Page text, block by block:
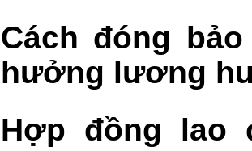
Cách đóng
hưởng lương
Hợp đồng lao